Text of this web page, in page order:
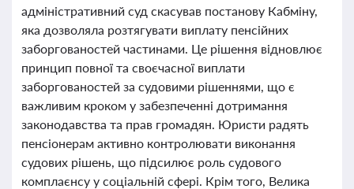
адміністративний суд скасував постанову Кабміну,
яка дозволяла розтягувати виплату пенсійних
заборгованостей частинами. Це рішення відновлює
принцип повної та своєчасної виплати
заборгованостей за судовими рішеннями, що є
важливим кроком у забезпеченні дотримання
законодавства та прав громадян. Юристи радять
пенсіонерам активно контролювати виконання
судових рішень, що підсилює роль судового
комплаєнсу у соціальній сфері. Крім того, Велика